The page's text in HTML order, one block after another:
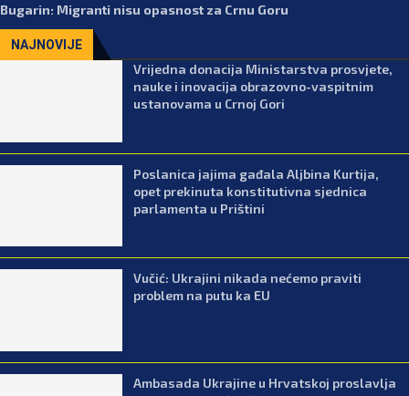
Bugarin: Migranti nisu opasnost za Crnu Goru
NAJNOVIJE
Vrijedna donacija Ministarstva prosvjete,
nauke i inovacija obrazovno-vaspitnim
ustanovama u Crnoj Gori
Poslanica jajima gađala Aljbina Kurtija,
opet prekinuta konstitutivna sjednica
parlamenta u Prištini
Vučić: Ukrajini nikada nećemo praviti
problem na putu ka EU
Ambasada Ukrajine u Hrvatskoj proslavlja